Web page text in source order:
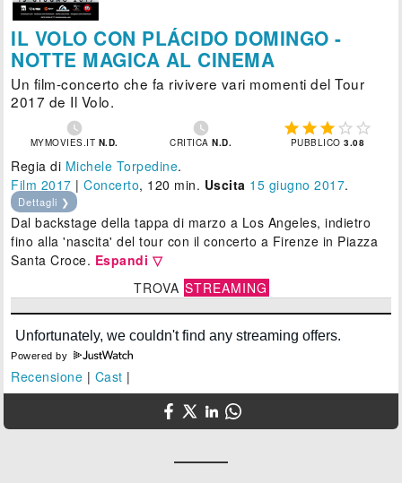
IL VOLO CON PLÁCIDO DOMINGO -
NOTTE MAGICA AL CINEMA
Un film-concerto che fa rivivere vari momenti del Tour
2017 de Il Volo.

MYMOVIES.IT N.D.

CRITICAN.D.
    
PUBBLICO3.08
Regia di Michele Torpedine.
Film 2017 |Concerto, 120 min. Uscita 15 giugno 2017.
Dettagli ❯
Dal backstage della tappa di marzo a Los Angeles, indietro
fino alla 'nascita' del tour con il concerto a Firenze in Piazza
Santa Croce. Espandi ▽
TROVA STREAMING
Powered by
Recensione | Cast |